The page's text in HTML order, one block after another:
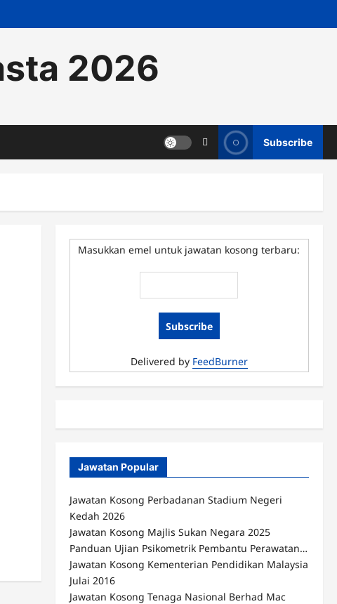
2026
Subscribe
Masukkan emel untuk jawatan kosong terbaru:
Delivered by FeedBurner
Jawatan Popular
Jawatan Kosong Perbadanan Stadium Negeri
Kedah 2026
Jawatan Kosong Majlis Sukan Negara 2025
Panduan Ujian Psikometrik Pembantu Perawatan…
Jawatan Kosong Kementerian Pendidikan Malaysia
Julai 2016
Jawatan Kosong Tenaga Nasional Berhad Mac